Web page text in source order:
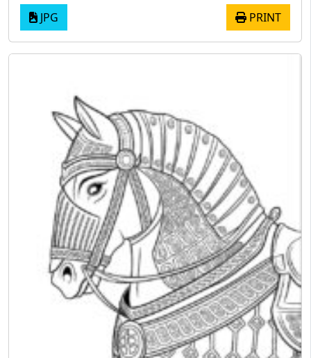
JPG PRINT